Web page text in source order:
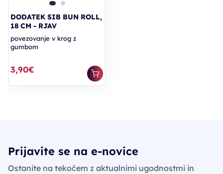
DODATEK SIB BUN ROLL,
18 CM - RJAV
povezovanje v krog z
gumbom
3,90€
Prijavite se na e-novice
Ostanite na tekočem z aktualnimi ugodnostmi in